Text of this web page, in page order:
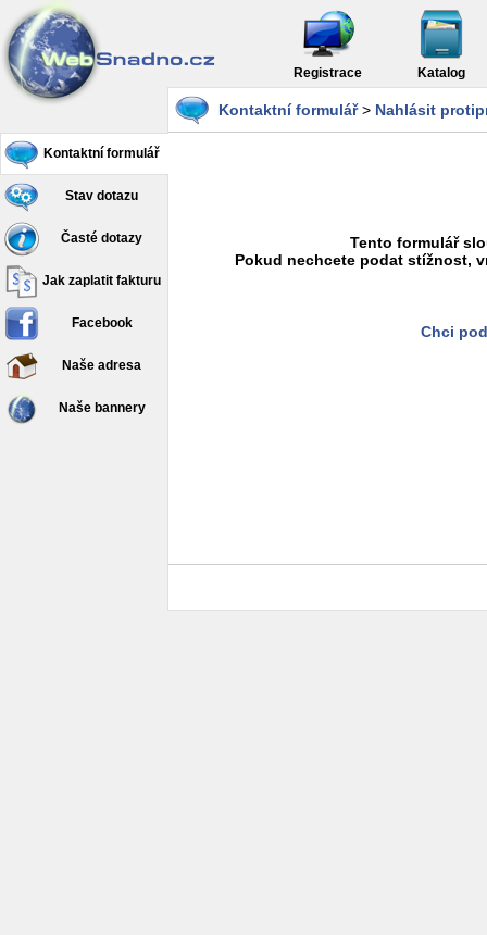
Registrace Katalog
Kontaktní formulář
Stav dotazu
Časté dotazy
Jak zaplatit fakturu
Facebook
Naše adresa
Naše bannery
Kontaktní formulář> Nahlásit
Tento formulář
Pokud nechcete podat stížnost,
Chci